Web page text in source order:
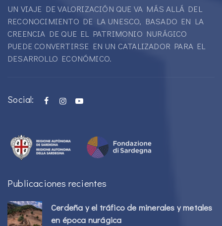
UN VIAJE DE VALORIZACIÓN QUE VA MÁS ALLÁ DEL
RECONOCIMIENTO DE LA UNESCO, BASADO EN LA
CREENCIA DE QUE EL PATRIMONIO NURÁGICO
PUEDE CONVERTIRSE EN UN CATALIZADOR PARA EL
DESARROLLO ECONÓMICO.
Social:
Publicaciones recientes
Cerdeña y el tráfico de minerales y metales
en época nurágica